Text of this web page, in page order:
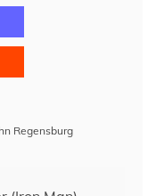
Regensburg